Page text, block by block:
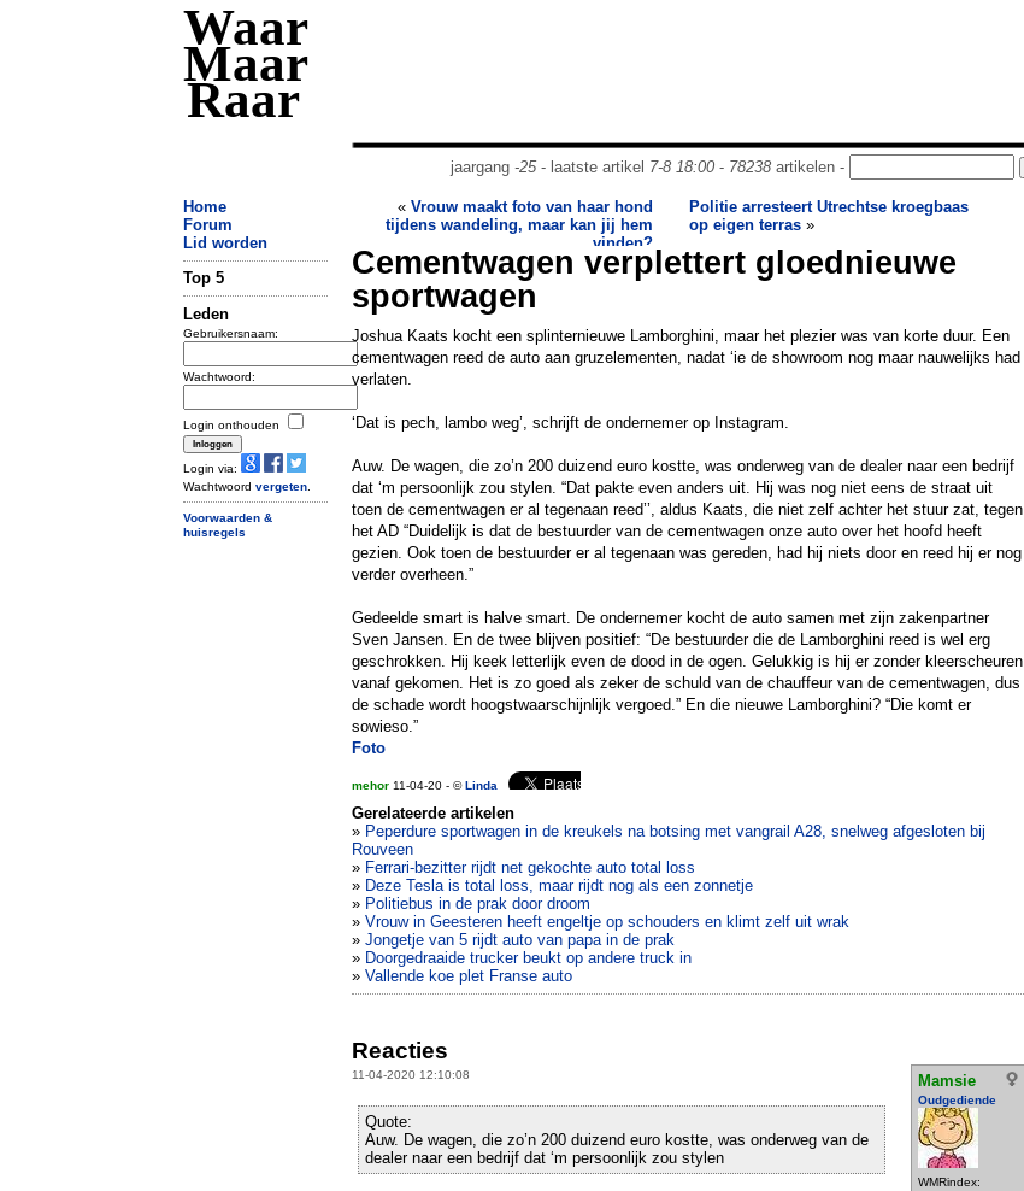
Waar
Maar
Raar
jaargang -25- laatste artikel 7-8 18:00- 78238artikelen -
Home
Forum
Lid worden
Top 5
Leden
Gebruikersnaam:
Wachtwoord:
Login onthouden
Login via:
Wachtwoord vergeten
Voorwaarden &
huisregels
« Vrouw maakt foto van haar hond
tijdens wandeling, maar kan jij hem
vinden?
Politie arresteert Utrechtse kroegbaas
op eigen terras »
Cementwagen verplettert gloednieuwe
sportwagen
Joshua Kaats kocht een splinternieuwe Lamborghini, maar het plezier was van korte duur. Een
cementwagen reed de auto aan gruzelementen, nadat ‘ie de showroom nog maar nauwelijks had
verlaten.
‘Dat is pech, lambo weg’, schrijft de ondernemer op Instagram.
Auw. De wagen, die zo’n 200 duizend euro kostte, was onderweg van de dealer naar een bedrijf
dat ‘m persoonlijk zou stylen. “Dat pakte even anders uit. Hij was nog niet eens de straat uit
toen de cementwagen er al tegenaan reed’’, aldus Kaats, die niet zelf achter het stuur zat, tegen
het AD “Duidelijk is dat de bestuurder van de cementwagen onze auto over het hoofd heeft
gezien. Ook toen de bestuurder er al tegenaan was gereden, had hij niets door en reed hij er nog
verder overheen.”
Gedeelde smart is halve smart. De ondernemer kocht de auto samen met zijn zakenpartner
Sven Jansen. En de twee blijven positief: “De bestuurder die de Lamborghini reed is wel erg
geschrokken. Hij keek letterlijk even de dood in de ogen. Gelukkig is hij er zonder kleerscheuren
vanaf gekomen. Het is zo goed als zeker de schuld van de chauffeur van de cementwagen, dus
de schade wordt hoogstwaarschijnlijk vergoed.” En die nieuwe Lamborghini? “Die komt er
sowieso.”
Foto
mehor 11-04-20 - ©Linda
Gerelateerde artikelen
» Peperdure sportwagen in de kreukels na botsing met vangrail A28, snelweg afgesloten bij
Rouveen
» Ferrari-bezitter rijdt net gekochte auto total loss
» Deze Tesla is total loss, maar rijdt nog als een zonnetje
» Politiebus in de prak door droom
» Vrouw in Geesteren heeft engeltje op schouders en klimt zelf uit wrak
» Jongetje van 5 rijdt auto van papa in de prak
» Doorgedraaide trucker beukt op andere truck in
» Vallende koe plet Franse auto
Reacties
11-04-2020 12:10:08 Mamsie
Oudgediende
WMRindex:
Quote:
Auw. De wagen, die zo’n 200 duizend euro kostte, was onderweg van de
dealer naar een bedrijf dat ‘m persoonlijk zou stylen